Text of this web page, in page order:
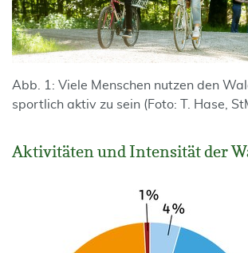
Abb. 1: Viele Menschen nutzen den
sportlich aktiv zu sein (Foto: T. Hase,
Aktivitäten und Intensität der